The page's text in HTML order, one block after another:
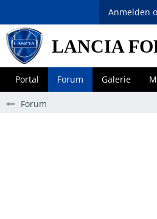
Anmelden
LANCIA
Portal Forum Galerie
Forum